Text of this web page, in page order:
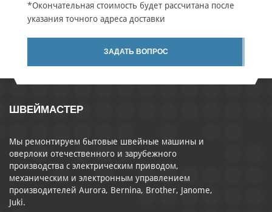
*Окончательная стоимость будет рассчитана после
указания точного адреса доставки
ЗАДАТЬ ВОПРОС
ШВЕЙМАСТЕР
Мы ремонтируем бытовые швейные машины и
оверлоки отечественного и зарубежного
производства с электрическим приводом,
механическим и электронным управлением
производителей Aurora, Bernina, Brother, Janome,
Juki.